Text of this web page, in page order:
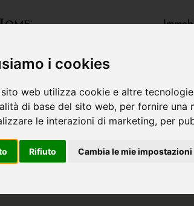
i cookies
sito web utilizza cookie e altre
di base del sito web, per fornire una
le interazioni di marketing, per
Rifiuto Cambia le mie impostazioni